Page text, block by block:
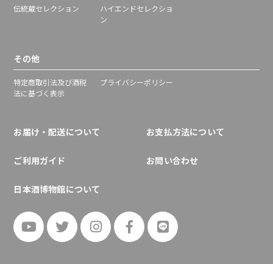
伝統蔵セレクション
ハイエンドセレクショ
ン
その他
特定商取引法及び酒税
法に基づく表示
プライバシーポリシー
お届け・配送について お支払方法について
ご利用ガイド お問い合わせ
日本酒博物館について